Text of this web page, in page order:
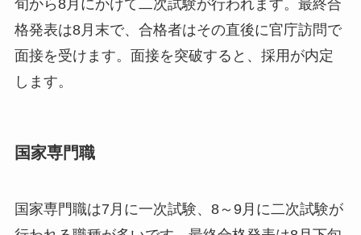
旬から8月にかけて二次試験が行われます。最終合
格発表は8月末で、合格者はその直後に官庁訪問で
面接を受けます。面接を突破すると、採用が内定
します。
国家専門職
国家専門職は7月に一次試験、8～9月に二次試験が